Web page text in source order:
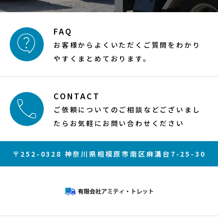
 FAQ
お客様からよくいただくご質問をわかり
やすくまとめております。
 CONTACT
ご依頼についてのご相談などございまし
たらお気軽にお問い合わせください
〒252-0328 神奈川県相模原市南区麻溝台7-25-30